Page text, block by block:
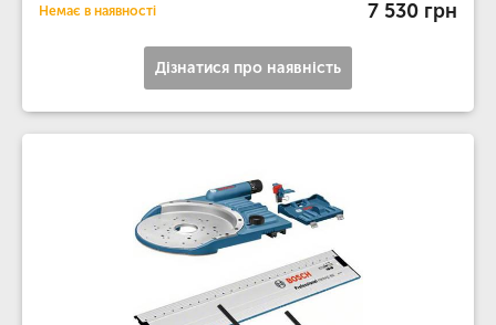
Немає в наявності 7 530 грн
Дізнатися про наявність